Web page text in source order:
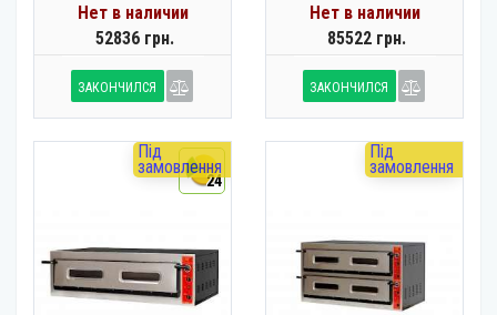
Нет в наличии
52836 грн.
ЗАКОНЧИЛСЯ
Нет в наличии
85522 грн.
ЗАКОНЧИЛСЯ
Під
замовлення
24
Під
замовлення